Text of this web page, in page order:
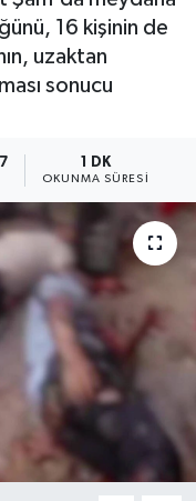
16 kişinin de
uzaktan
sonucu
1 DK
OKUNMA SÜRESI